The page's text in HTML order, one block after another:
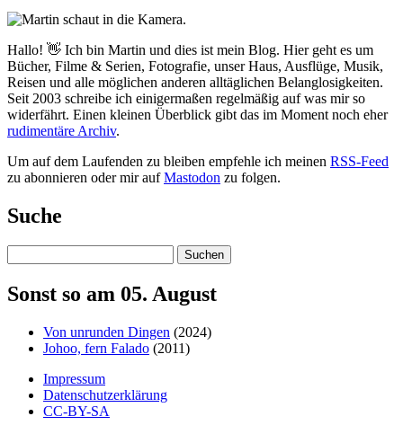
Hallo! 👋 Ich bin Martin und dies ist mein Blog. Hier geht es um
Bücher, Filme & Serien, Fotografie, unser Haus, Ausflüge, Musik,
Reisen und alle möglichen anderen alltäglichen Belanglosigkeiten.
Seit 2003 schreibe ich einigermaßen regelmäßig auf was mir so
widerfährt. Einen kleinen Überblick gibt das im Moment noch eher
rudimentäre Archiv.
Um auf dem Laufenden zu bleiben empfehle ich meinen RSS-Feed
zu abonnieren oder mir aufMastodon zu folgen.
Suche
Suchen
Sonst so am 05. August
Von unrunden Dingen (2024)
Johoo, fern Falado (2011)
Impressum
Datenschutzerklärung
CC-BY-SA